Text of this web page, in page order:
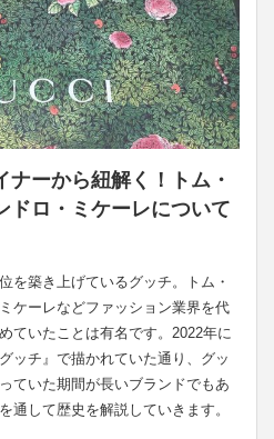
ナーから紐解く！トム・
ドロ・ミケーレについて
を築き上げているグッチ。トム・
ケーレなどファッション業界を代
ていたことは有名です。2022年に
ッチ』で描かれていた通り、グッ
ていた期間が長いブランドでもあ
通して歴史を解説していきます。